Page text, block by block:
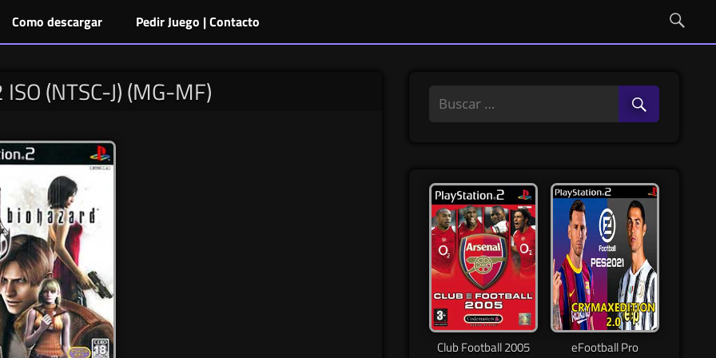
Como descargar Pedir Juego | Contacto
(NTSC-J) (MG-MF)
Club Football 2005
eFootball Pro